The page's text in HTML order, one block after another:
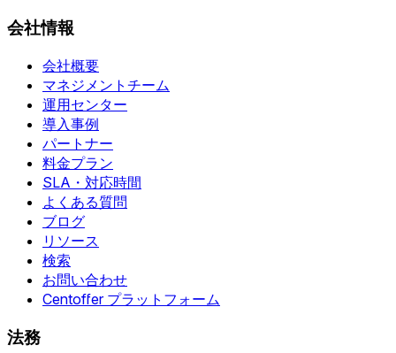
会社情報
会社概要
マネジメントチーム
運用センター
導入事例
パートナー
料金プラン
SLA・対応時間
よくある質問
ブログ
リソース
検索
お問い合わせ
Centoffer プラットフォーム
法務